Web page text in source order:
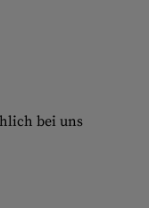
bei uns